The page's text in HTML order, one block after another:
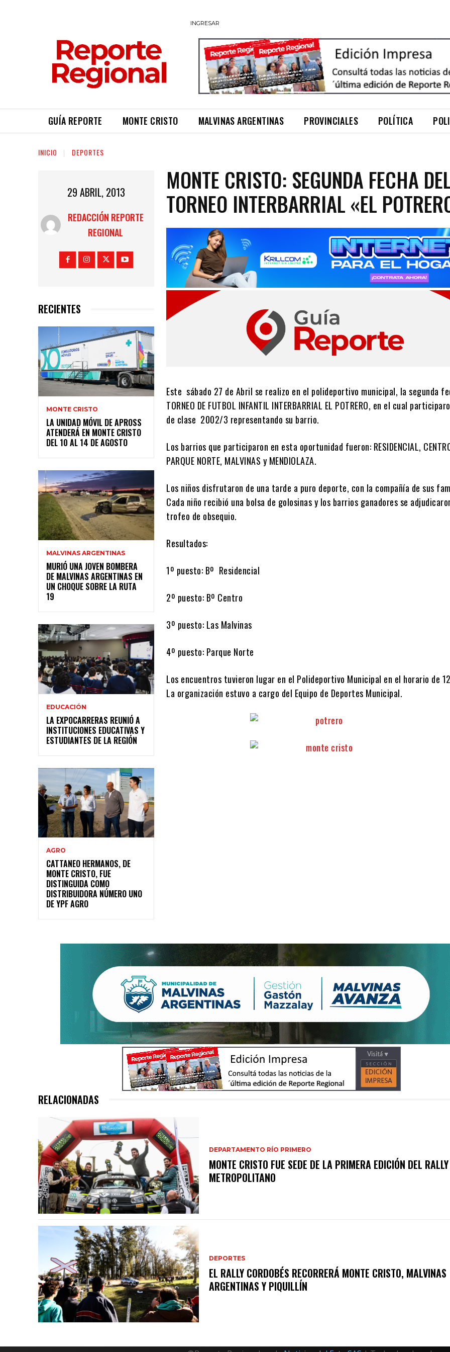
INGRESAR
GUÍA REPORTE MONTE CRISTO MALVINAS ARGENTINAS PROVINCIALES POLÍTICA
INICIO DEPORTES
29 ABRIL, 2013
REDACCIÓN REPORTE
REGIONAL
RECIENTES
MONTE CRISTO
LA UNIDAD MÓVIL DE APROSS
ATENDERÁ EN MONTE CRISTO
DEL 10 AL 14 DE AGOSTO
MALVINAS ARGENTINAS
MURIÓ UNA JOVEN BOMBERA
DE MALVINAS ARGENTINAS EN
UN CHOQUE SOBRE LA RUTA
19
EDUCACIÓN
LA EXPOCARRERAS REUNIÓ A
INSTITUCIONES EDUCATIVAS Y
ESTUDIANTES DE LA REGIÓN
AGRO
CATTANEO HERMANOS, DE
MONTE CRISTO, FUE
DISTINGUIDA COMO
DISTRIBUIDORA NÚMERO UNO
DE YPF AGRO
MONTE CRISTO: SEGUNDA FECHA
TORNEO INTERBARRIAL «EL
Este sábado 27 de Abril se realizo en el polideportivo municipal, la segunda
TORNEO DE FUTBOL INFANTIL INTERBARRIAL EL POTRERO, en el cual
de clase 2002/3 representando su barrio.
Los barrios que participaron en esta oportunidad fueron: RESIDENCIAL,
PARQUE NORTE, MALVINAS y MENDIOLAZA.
Los niños disfrutaron de una tarde a puro deporte, con la compañía de sus
Cada niño recibió una bolsa de golosinas y los barrios ganadores se
trofeo de obsequio.
Resultados:
1º puesto: Bº Residencial
2º puesto: Bº Centro
3º puesto: Las Malvinas
4º puesto: Parque Norte
Los encuentros tuvieron lugar en el Polideportivo Municipal en el horario de
La organización estuvo a cargo del Equipo de Deportes Municipal.
RELACIONADAS
DEPARTAMENTO RÍO PRIMERO
MONTE CRISTO FUE SEDE DE LA PRIMERA EDICIÓN DEL RALLY
METROPOLITANO
DEPORTES
EL RALLY CORDOBÉS RECORRERÁ MONTE CRISTO, MALVINAS
ARGENTINAS Y PIQUILLÍN